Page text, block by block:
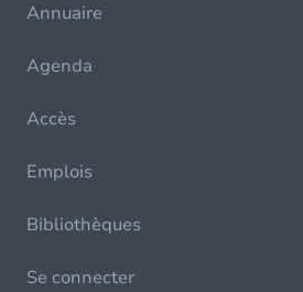
Annuaire
Agenda
Accès
Emplois
Bibliothèques
Se connecter